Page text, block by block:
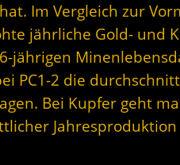
Im Vergleich zur
jährliche Gold- und
jährigen
PC1-2 die
Bei Kupfer geht
Jahresproduktion